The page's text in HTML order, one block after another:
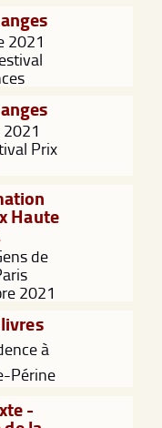
2021
Prix
Haute
de
2021
à
Périne
-